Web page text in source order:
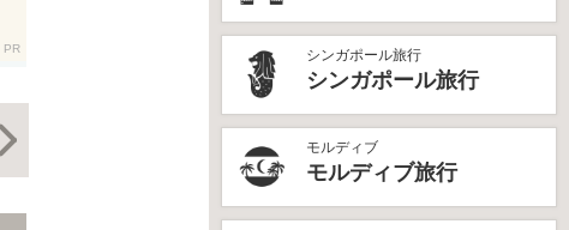
シンガポール旅行
シンガポール旅行
モルディブ
モルディブ旅行